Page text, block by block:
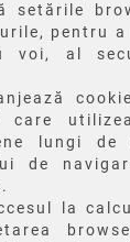
setările
pentru a
voi, al
care
lungi de
de
la